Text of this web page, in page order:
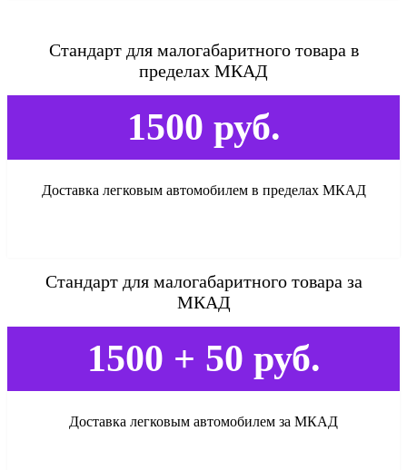
Стандарт для малогабаритного товара в
пределах МКАД
1500 руб.
Доставка легковым автомобилем в пределах МКАД
Стандарт для малогабаритного товара за
МКАД
1500 + 50 руб.
Доставка легковым автомобилем за МКАД